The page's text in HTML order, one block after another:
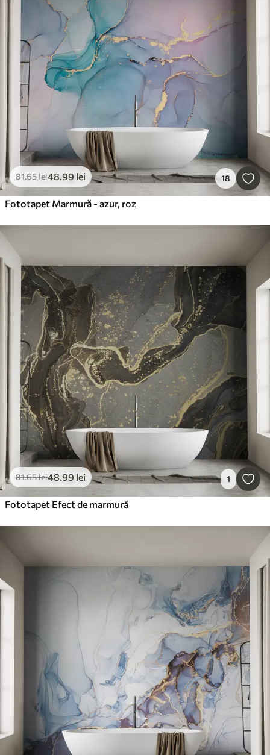
81.65lei48.99 lei 18
Fototapet Marmură - azur, roz
81.65lei48.99 lei 1
Fototapet Efect de marmură